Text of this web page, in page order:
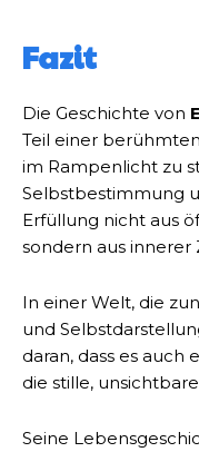
Fazit
Die Geschichte von
Teil einer
im Rampenlicht zu
Selbstbestimmung
Erfüllung nicht aus
sondern aus
In einer Welt, die
und
daran, dass es auch
die stille,
Seine